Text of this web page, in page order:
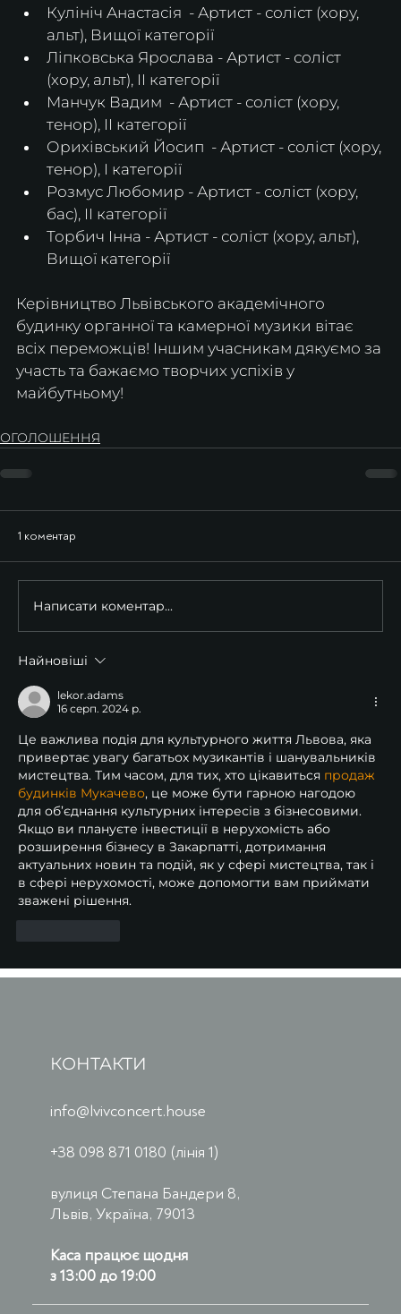
Кулініч Анастасія  - Артист - соліст (хору,
альт), Вищої категорії
Ліпковська Ярослава - Артист - соліст
(хору, альт), ІI категорії
Манчук Вадим  - Артист - соліст (хору,
тенор), ІІ категорії
Орихівський Йосип  - Артист - соліст (хору,
тенор), І категорії
Розмус Любомир - Артист - соліст (хору,
бас), ІІ категорії
Торбич Інна - Артист - соліст (хору, альт),
Вищої категорії
Керівництво Львівського академічного
будинку органної та камерної музики вітає
всіх переможців! Іншим учасникам дякуємо за
участь та бажаємо творчих успіхів у
майбутньому!
ОГОЛОШЕННЯ
1 коментар
Написати коментар...
Найновіші
lekor.adams
16 серп. 2024 р.
Це важлива подія для культурного життя Львова, яка
привертає увагу багатьох музикантів і шанувальників
мистецтва. Тим часом, для тих, хто цікавиться продаж
будинків Мукачево, це може бути гарною нагодою
для об’єднання культурних інтересів з бізнесовими.
Якщо ви плануєте інвестиції в нерухомість або
розширення бізнесу в Закарпатті, дотримання
актуальних новин та подій, як у сфері мистецтва, так і
в сфері нерухомості, може допомогти вам приймати
зважені рішення.
КОНТАКТИ
info@lvivconcert.house
+38 098 871 0180 (лінія 1)
вулиця Степана Бандери 8,
Львів, Україна, 79013
Каса працює щодня
з 13:00 до 19:00